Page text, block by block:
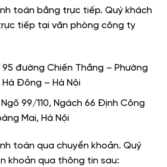
toán bằng trực tiếp. Quý khách
tiếp tại văn phòng công ty
đường Chiến Thắng – Phường
Đông – Hà Nội
99/110, Ngách 66 Định Công
Mai, Hà Nội
toán qua chuyển khoản. Quý
khoản qua thông tin sau: